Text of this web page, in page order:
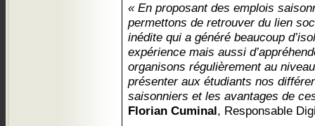
« En proposant des emplois
permettons de retrouver du lien
inédite qui a généré beaucoup
expérience mais aussi
organisons régulièrement au
présenter aux étudiants nos
saisonniers et les avantages de
Florian Cuminal, Responsable